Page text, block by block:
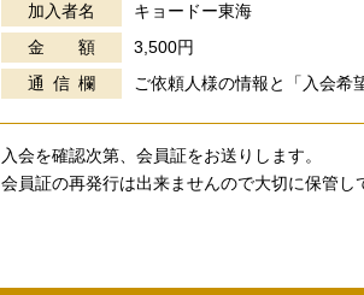
加入者名
キョードー東海
金 額
3,500円
通信欄
ご依頼人様の情報と「入会希
入会を確認次第、会員証をお送りします。
会員証の再発行は出来ませんので大切に保管し